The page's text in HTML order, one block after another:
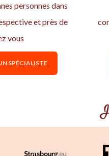
personnes dans
et près de
vous
SPÉCIALISTE